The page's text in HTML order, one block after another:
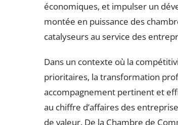
économiques, et impulser un
montée en puissance des
catalyseurs au service des
Dans un contexte où la
prioritaires, la transformation
accompagnement pertinent et
au chiffre d’affaires des
de valeur. De la Chambre de